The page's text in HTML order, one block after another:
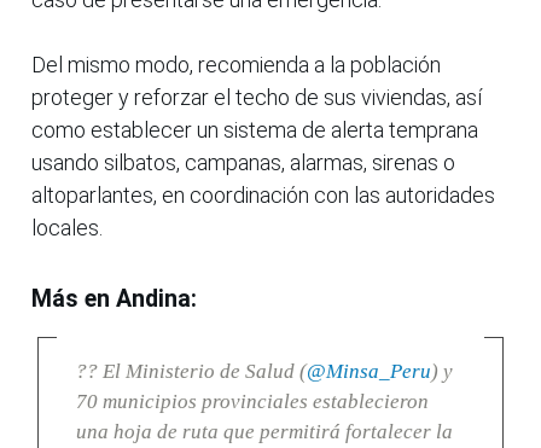
Del mismo modo, recomienda a la población
proteger y reforzar el techo de sus viviendas, así
como establecer un sistema de alerta temprana
usando silbatos, campanas, alarmas, sirenas o
altoparlantes, en coordinación con las autoridades
locales.
Más en Andina:
?? El Ministerio de Salud (@Minsa_Peru) y
70 municipios provinciales establecieron
una hoja de ruta que permitirá fortalecer la